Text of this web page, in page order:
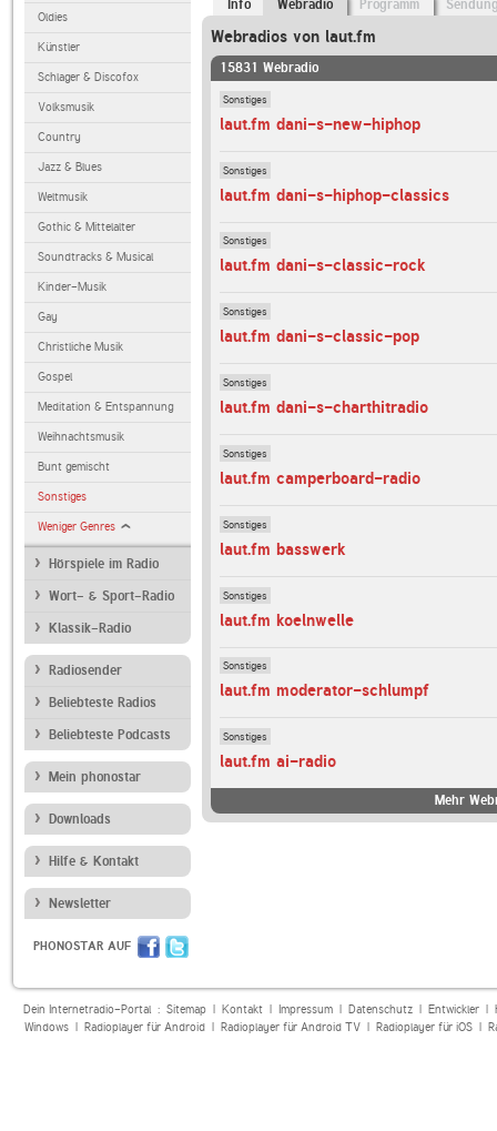
Oldies
Künstler
Schlager & Discofox
Volksmusik
Country
Jazz & Blues
Weltmusik
Gothic & Mittelalter
Soundtracks & Musical
Kinder-Musik
Gay
Christliche Musik
Gospel
Meditation & Entspannung
Weihnachtsmusik
Bunt gemischt
Sonstiges
Weniger Genres
Hörspiele im Radio
Wort- & Sport-Radio
Klassik-Radio
Radiosender
Beliebteste Radios
Beliebteste Podcasts
Mein phonostar
Downloads
Hilfe & Kontakt
Newsletter
PHONOSTAR AUF
Info Webradio Programm
Webradios von laut.fm
15831 Webradio
Sonstiges
laut.fm dani-s-new-hiphop
Sonstiges
laut.fm dani-s-hiphop-classics
Sonstiges
laut.fm dani-s-classic-rock
Sonstiges
laut.fm dani-s-classic-pop
Sonstiges
laut.fm dani-s-charthitradio
Sonstiges
laut.fm camperboard-radio
Sonstiges
laut.fm basswerk
Sonstiges
laut.fm koelnwelle
Sonstiges
laut.fm moderator-schlumpf
Sonstiges
laut.fm ai-radio
Mehr
Dein Internetradio-Portal : Sitemap| Kontakt| Impressum| Datenschutz| Entwickler|
Windows| Radioplayer für Android| Radioplayer für Android TV| Radioplayer für iOS|